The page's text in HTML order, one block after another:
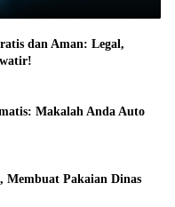
dan Aman: Legal,
Makalah Anda Auto
Membuat Pakaian Dinas